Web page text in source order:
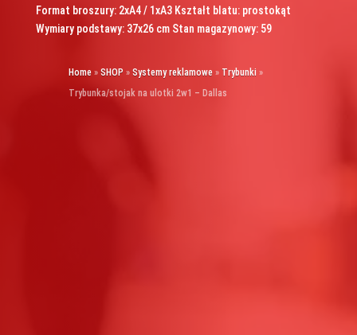
Format broszury: 2xA4 / 1xA3 Kształt blatu: prostokąt
Wymiary podstawy: 37x26 cm Stan magazynowy: 59
Home » SHOP » Systemy reklamowe » Trybunki »
Trybunka/stojak na ulotki 2w1 – Dallas